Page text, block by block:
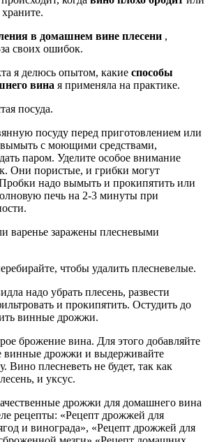
в домашнем вине плесени ,
своих ошибок.
я делюсь опытом, какие способы
вина я применяла на практике.
посуда.
посуду перед приготовлением или
с моющими средствами,
паром. Уделите особое внимание
Они пористые, и грибки могут
надо вымыть и прокипятить или
печь на 2-3 минуты при
варенье заражены плесневыми
чтобы удалить плесневелые.
надо убрать плесень, развести
и прокипятить. Остудить до
винные дрожжи.
брожение вина. Для этого добавляйте
винные дрожжи и выдерживайте
Вино плесневеть не будет, так как
и уксус.
дрожжи для домашнего вина
рецепты: «Рецепт дрожжей для
и винограда», «Рецепт дрожжей для